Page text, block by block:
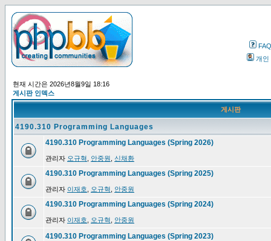
FAQ
개인
현재 시간은 2026년8월9일 18:16
게시판 인덱스
게시판
4190.310 Programming Languages
4190.310 Programming Languages (Spring 2026)
관리자 오규혁 안중원 신채환
4190.310 Programming Languages (Spring 2025)
관리자 이재호 오규혁 안중원
4190.310 Programming Languages (Spring 2024)
관리자 이재호 오규혁 안중원
4190.310 Programming Languages (Spring 2023)